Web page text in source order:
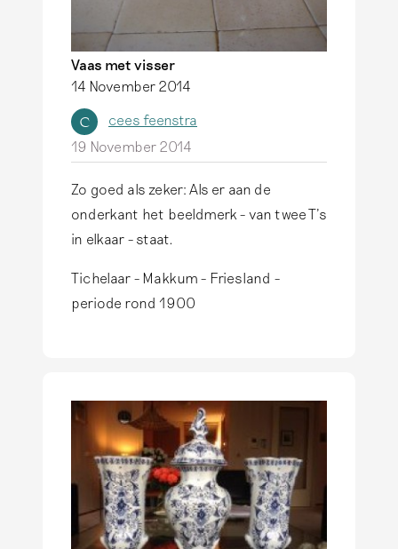
Vaas met visser
14 November 2014
C
cees feenstra
19 November 2014
Zo goed als zeker: Als er aan de
onderkant het beeldmerk - van twee T's
in elkaar - staat.
Tichelaar - Makkum - Friesland -
periode rond 1900